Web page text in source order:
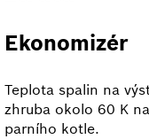
Ekonomizér
Teplota spalin na
zhruba okolo 60 K
parního kotle.